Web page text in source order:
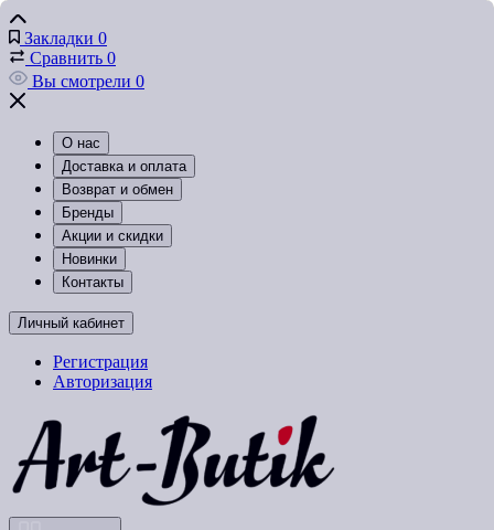
Закладки 0
Сравнить 0
Вы смотрели 0
О нас
Доставка и оплата
Возврат и обмен
Бренды
Акции и скидки
Новинки
Контакты
Личный кабинет
Регистрация
Авторизация